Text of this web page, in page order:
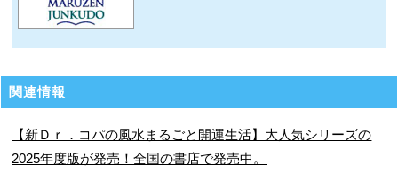
関連情報
【新Ｄｒ．コパの風水まるごと開運生活】大人気シリーズの
2025年度版が発売！全国の書店で発売中。